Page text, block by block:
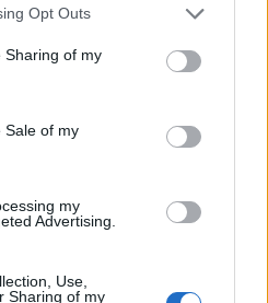
Opt Outs
Sharing of my
Sale of my
my
Advertising.
Use,
Sharing of my
religia lor , e un fel de
un mod de a interactiona cu
apartenenta la
nu-i duce capul sā exploreze